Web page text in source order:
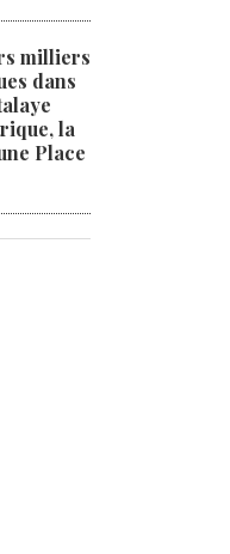
milliers
dans
la
Place